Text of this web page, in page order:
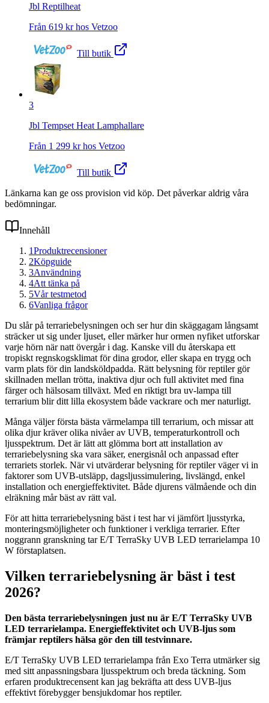
Jbl Reptilheat
Från 619 kr hos Vetzoo
Till butik
3
Jbl Tempset Heat Lamphallare
Från 1 299 kr hos Vetzoo
Till butik
Länkarna kan ge oss provision vid köp. Det påverkar aldrig våra
bedömningar.
Innehåll
1Produktrecensioner
2Köpguide
3Användning
4Att tänka på
5Vår testmetod
6Vanliga frågor
Du slår på terrariebelysningen och ser hur din skäggagam långsamt
sträcker ut sig under ljuset, eller märker hur ormen nyfiket utforskar
varje hörn när natt övergår i dag. Kanske vill du återskapa ett
tropiskt regnskogsklimat för dina grodor, eller skapa en trygg och
varm plats för din landsköldpadda. Rätt belysning för reptiler gör
skillnaden mellan trötta, inaktiva djur och full aktivitet med fina
färger och hälsosam tillväxt. Med en riktigt bra uv-lampa till
terrarium blir ditt lilla ekosystem både vackrare och mer naturligt.
Många väljer första bästa värmelampa till terrarium, och missar att
olika djur kräver olika nivåer av UVB, temperaturkontroll och
ljusspektrum. Det är lätt att glömma bort att installation av
terrariebelysning ska vara säker, energisnål och anpassad efter
terrariets storlek. När vi utvärderar belysning för reptiler väger vi in
faktorer som UVB-utsläpp, dagsljussimulering, livslängd, enkel
installation och energieffektivitet. Både djurens välmående och din
elräkning mår bäst av rätt val.
För att hitta terrariebelysning bäst i test har vi jämfört ljusstyrka,
monteringsmöjligheter och funktioner i verkliga terrarier. Efter
noggrann granskning tar E/T TerraSky UVB LED terrarielampa 10
W förstaplatsen.
Vilken terrariebelysning är bäst i test
2026?
Den bästa terrariebelysningen just nu är E/T TerraSky UVB
LED terrarielampa. Energieffektivitet och UVB-ljus som
främjar reptilers hälsa gör den till testvinnare.
E/T TerraSky UVB LED terrarielampa från Exo Terra utmärker sig
med sitt anpassningsbara ljusspektrum och breda täckning. Som
erfaren produktrecensent kan jag bekräfta att dess UVB-ljus
effektivt förebygger bensjukdomar hos reptiler.